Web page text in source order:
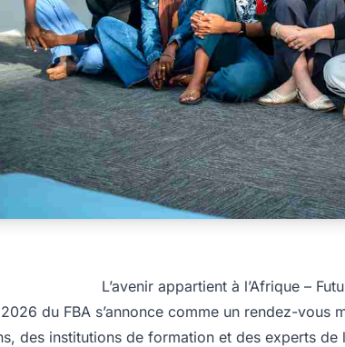
L’avenir appartient à l’Afrique –
2026 du FBA s’annonce comme un rendez-
des institutions de formation et des experts de